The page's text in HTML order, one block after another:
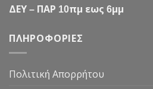
ΔΕΥ – ΠΑΡ 10πμ εως 6μμ
ΠΛΗΡΟΦΟΡΙΕΣ
Πολιτική Απορρήτου